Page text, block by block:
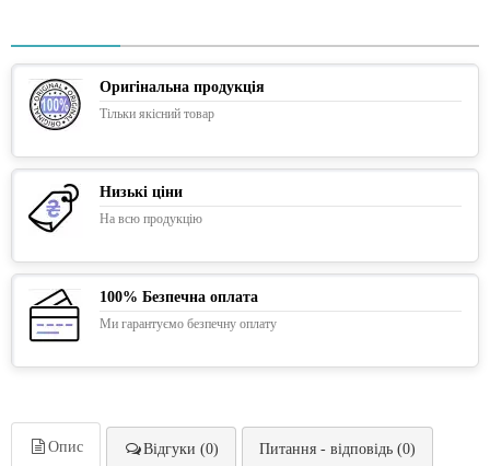
Оригінальна продукція
Тільки якісний товар
Низькі ціни
На всю продукцію
100% Безпечна оплата
Ми гарантуємо безпечну оплату
Опис Відгуки (0) Питання - відповідь (0)